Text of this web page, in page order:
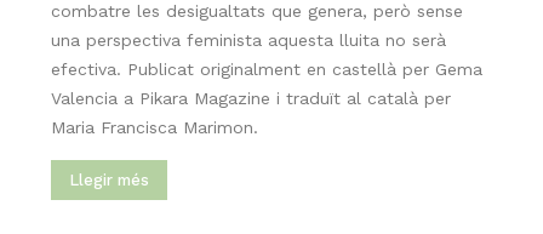
combatre les desigualtats que genera, però sense
una perspectiva feminista aquesta lluita no serà
efectiva. Publicat originalment en castellà per Gema
Valencia a Pikara Magazine i traduït al català per
Maria Francisca Marimon.
Llegir més